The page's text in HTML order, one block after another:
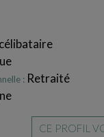
célibataire
: Retraité
CE PROFIL